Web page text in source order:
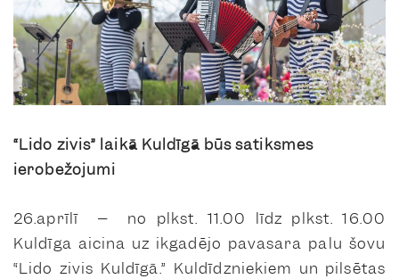
“Lido zivis” laikā Kuldīgā būs satiksmes
ierobežojumi
26.aprīlī – no plkst. 11.00 līdz plkst. 16.00
Kuldīga aicina uz ikgadējo pavasara palu šovu
“Lido zivis Kuldīgā.” Kuldīdzniekiem un pilsētas